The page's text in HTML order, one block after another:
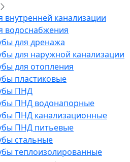
внутренней канализации
водоснабжения
для дренажа
для наружной канализации
для отопления
пластиковые
ПНД
ПНД водонапорные
ПНД канализационные
ПНД питьевые
стальные
теплоизолированные